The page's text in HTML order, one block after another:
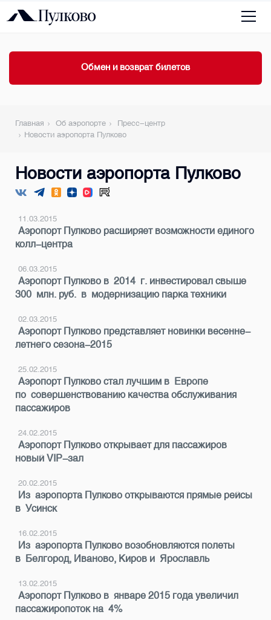
Обмен и возврат билетов
Главная Об аэропорте
Пресс-центр
Новости аэропорта Пулково
Новости аэропорта Пулково
11.03.2015
Аэропорт Пулково расширяет возможности единого
колл-центра
06.03.2015
Аэропорт Пулково в 2014 г. инвестировал свыше
300 млн. руб. в модернизацию парка техники
02.03.2015
Аэропорт Пулково представляет новинки весенне-
летнего сезона-2015
25.02.2015
Аэропорт Пулково стал лучшим в Европе
по совершенствованию качества обслуживания
пассажиров
24.02.2015
Аэропорт Пулково открывает для пассажиров
новый VIP-зал
20.02.2015
Из аэропорта Пулково открываются прямые рейсы
в Усинск
16.02.2015
Из аэропорта Пулково возобновляются полеты
в Белгород, Иваново, Киров и Ярославль
13.02.2015
Аэропорт Пулково в январе 2015 года увеличил
пассажиропоток на 4%